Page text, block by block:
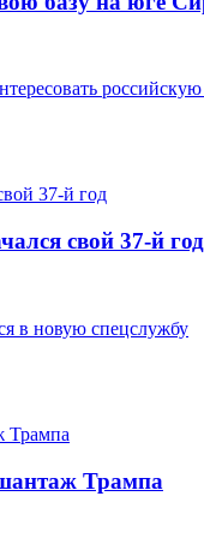
свой 37-й год
в новую спецслужбу
Трампа